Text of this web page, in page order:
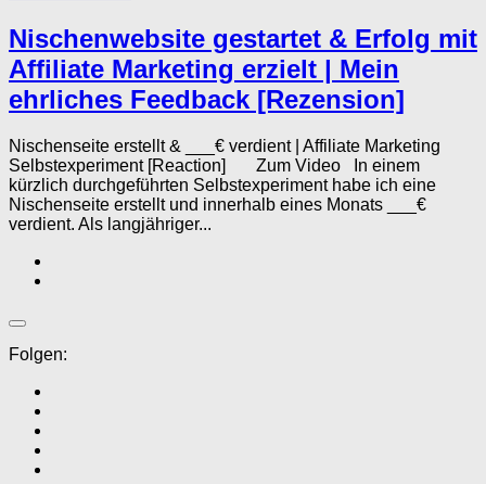
Nischenwebsite gestartet & Erfolg mit
Affiliate Marketing erzielt | Mein
ehrliches Feedback [Rezension]
Nischenseite erstellt & ___€ verdient | Affiliate Marketing
Selbstexperiment [Reaction] Zum Video In einem
kürzlich durchgeführten Selbstexperiment habe ich eine
Nischenseite erstellt und innerhalb eines Monats ___€
verdient. Als langjähriger...
Folgen: